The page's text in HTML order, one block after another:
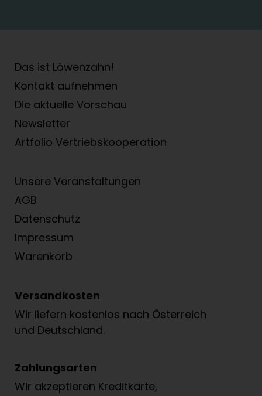
Das ist Löwenzahn!
Kontakt aufnehmen
Die aktuelle Vorschau
Newsletter
Artfolio Vertriebs­kooperation
Unsere Veranstaltungen
AGB
Datenschutz
Impressum
Warenkorb
Versandkosten
Wir liefern kostenlos nach Österreich
und Deutschland.
Zahlungsarten
Wir akzeptieren Kreditkarte,